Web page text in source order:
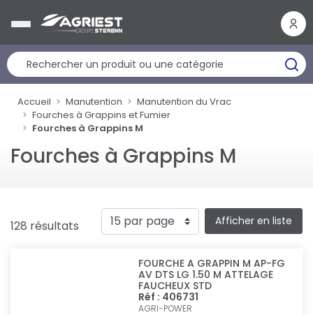
Accueil Manutention
Manutention du Vrac
Fourches à Grappins et Fumier
Fourches à Grappins M
Fourches à Grappins M
128 résultats Afficher en liste
FOURCHE A GRAPPIN M AP-FG
AV DTS LG 1.50 M ATTELAGE
FAUCHEUX STD
Réf : 406731
AGRI-POWER